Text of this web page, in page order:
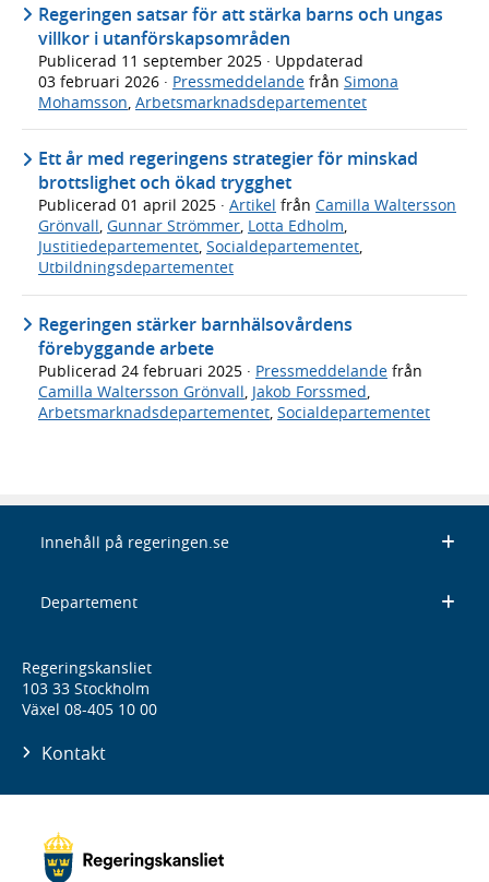
Regeringen satsar för att stärka barns och ungas
villkor i utanförskapsområden
Publicerad 11 september 2025 · Uppdaterad
03 februari 2026 · Pressmeddelande från Simona
Mohamsson Arbetsmarknadsdepartementet
Ett år med regeringens strategier för minskad
brottslighet och ökad trygghet
Publicerad 01 april 2025 · Artikel från Camilla Waltersson
Grönvall, Gunnar Strömmer, Lotta Edholm,
Justitiedepartementet, Socialdepartementet,
Utbildningsdepartementet
Regeringen stärker barnhälsovårdens
förebyggande arbete
Publicerad 24 februari 2025 · Pressmeddelande från
Camilla Waltersson Grönvall, Jakob Forssmed,
Arbetsmarknadsdepartementet, Socialdepartementet
Innehåll på regeringen.se
Departement
Regeringskansliet
103 33 Stockholm
Växel 08-405 10 00
Kontakt